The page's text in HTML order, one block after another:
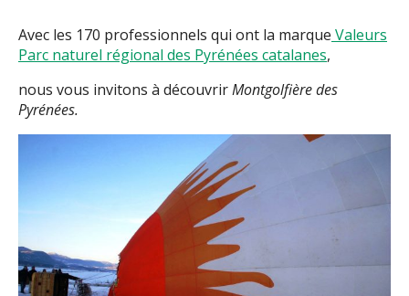
Avec les 170 professionnels qui ont la marque Valeurs
Parc naturel régional des Pyrénées catalanes,
nous vous invitons à découvrirMontgolfière des
Pyrénées.